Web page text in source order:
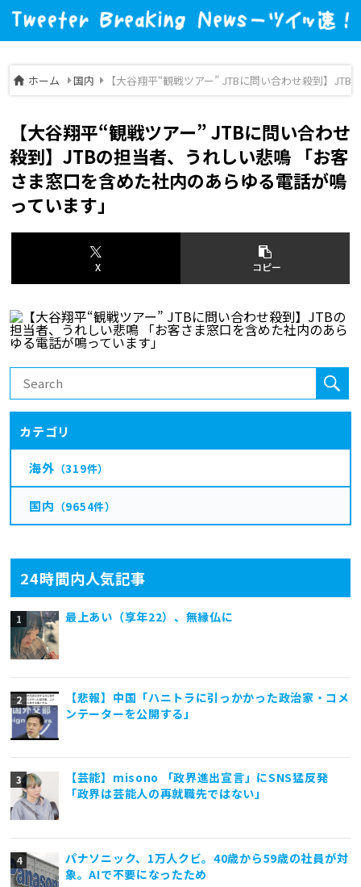
ホーム 国内 【大谷翔平“観戦ツアー” JTBに問い合わせ殺到】
24時間内人気記事
最上あい（享年22）、無縁仏に
【悲報】中国「ハニトラに引っかかった政治家・コメ
ンテーターを公開する」
【芸能】misono 「政界進出宣言」にSNS猛反発
「政界は芸能人の再就職先ではない」
パナソニック、1万人クビ。40歳から59歳の社員が対
象。AIで不要になったため
【大谷翔平“観戦ツアー” JTBに問い合わせ
殺到】JTBの担当者、うれしい悲鳴 「お客
さま窓口を含めた社内のあらゆる電話が鳴
っています」
X コピー
カテゴリ
海外 （319件）
国内 （9654件）